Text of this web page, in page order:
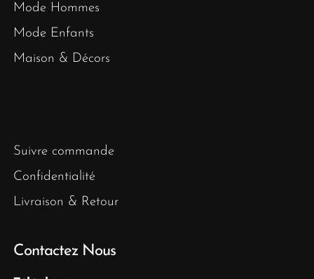
Mode Hommes
Mode Enfants
Maison & Décors
Suivre commande
Confidentialité
Livraison & Retour
Contactez Nous